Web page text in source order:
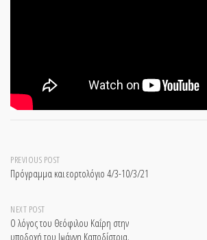
Post
PREVIOUS POST
Πρόγραμμα και εορτολόγιο 4/3-10/3/21
NEXT POST
Ο λόγος του Θεόφιλου Καΐρη στην
υποδοχή του Ιωάννη Καποδίστρια.